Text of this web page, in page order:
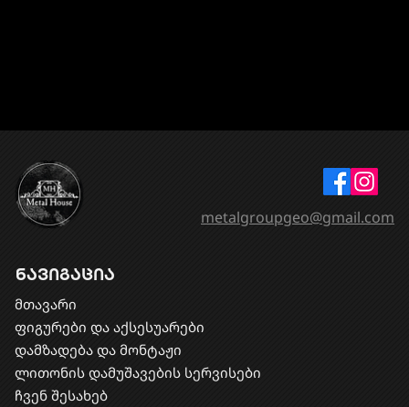
ნავიგაცია
მთავარი
ფიგურები და აქსესუარები
დამზადება და მონტაჟი
​ლითონის დამუშავების სერვისები
ჩვენ შესახებ
metalgroupgeo@gmail.com